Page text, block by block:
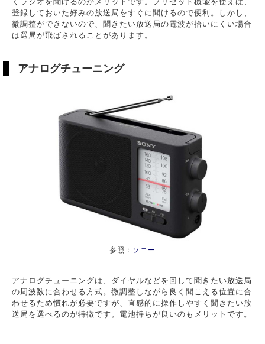
登録しておいた好みの放送局をすぐに聞けるので便利。しかし、
微調整ができないので、聞きたい放送局の電波が拾いにくい場合
は選局が飛ばされることがあります。
アナログチューニング
参照： ソニー
アナログチューニングは、ダイヤルなどを回して聞きたい放送局
の周波数に合わせる方式。微調整しながら良く聞こえる位置に合
わせるため慣れが必要ですが、直感的に操作しやすく聞きたい放
送局を選べるのが特徴です。電池持ちが良いのもメリットです。